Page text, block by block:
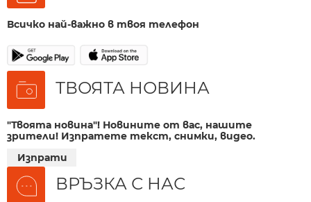
Всичко най-важно в твоя телефон
ТВОЯТА НОВИНА
"Твоята новина"! Новините от вас, нашите
зрители! Изпратете текст, снимки, видео.
Изпрати
ВРЪЗКА С НАС